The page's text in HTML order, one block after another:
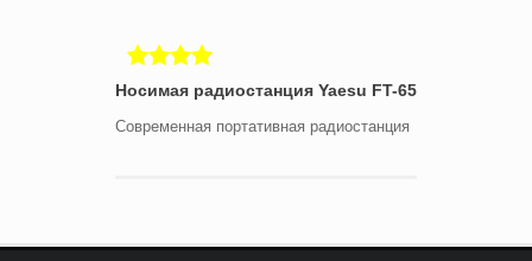
Носимая радиостанция Yaesu FT-65
Современная портативная радиостанция